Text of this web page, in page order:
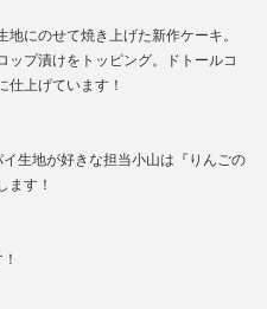
にのせて焼き上げた新作ケーキ。
ップ漬けをトッピング。ドトールコ
仕上げています！
生地が好きな担当小山は『りんごの
ます！